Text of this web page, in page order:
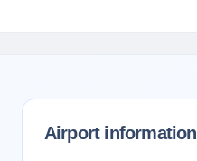
Airport information